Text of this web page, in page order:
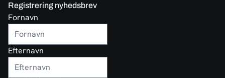
Registrering nyhedsbrev
Fornavn
Efternavn